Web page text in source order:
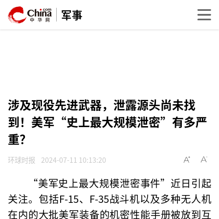
军事
涉及现役先进武器，泄露源头尚未找
到！美军“史上最大规模泄密”有多严
重？
环球时报 2024-07-11 10:13:20
“美军史上最大规模泄密事件”近日引起
关注。包括F-15、F-35战斗机以及多种无人机
在内的大批美军装备的机密性能手册被放到互